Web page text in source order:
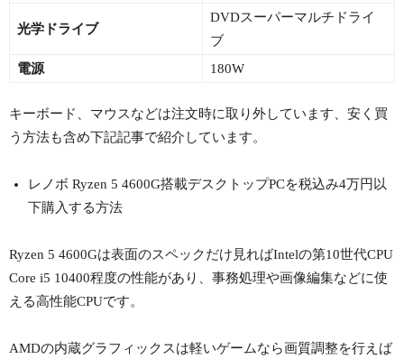
光学ドライブ
DVDスーパーマルチドライ
ブ
電源
180W
キーボード、マウスなどは注文時に取り外しています、安く買
う方法も含め下記記事で紹介しています。
レノボ Ryzen 5 4600G搭載デスクトップPCを税込み4万円以
下購入する方法
Ryzen 5 4600Gは表面のスペックだけ見ればIntelの第10世代CPU
Core i5 10400程度の性能があり、事務処理や画像編集などに使
える高性能CPUです。
AMDの内蔵グラフィックスは軽いゲームなら画質調整を行えば